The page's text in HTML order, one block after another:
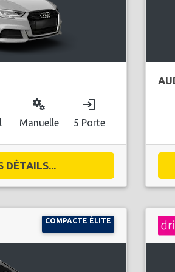
miscellaneous_services
Manuelle
login
5 Porte
DÉTAILS...
COMPACTE ÉLITE